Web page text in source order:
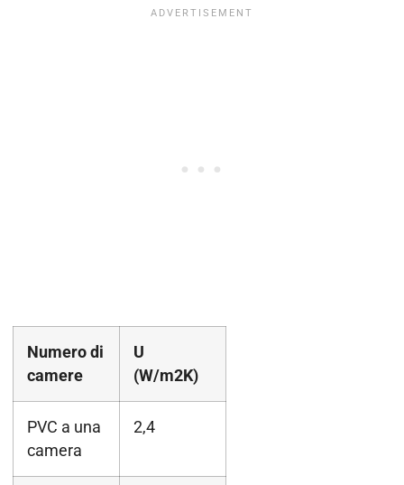
Numero di
camere
U
(W/m2K)
PVC a una
camera
2,4